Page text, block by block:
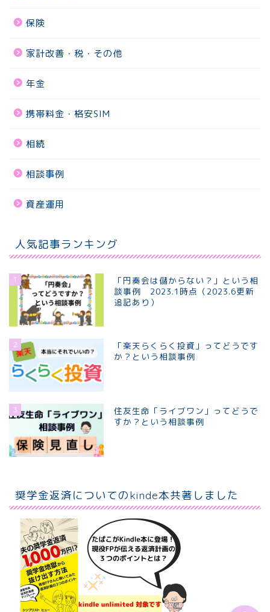
保険
家計改善・税・その他
年金
携帯料金・格安SIM
相続
相談事例
資産運用
人気記事ランキング
1
「円奏会は儲からない？」という相
談事例 2023.1時点（2023.6更新
追記あり）
2
「楽天らくらく投資」ってどうです
か？という相談事例
3
住友生命「ライブワン」ってどうで
すか？という相談事例
奨学金返済についてのkinde本共著しました
お問い合わせ